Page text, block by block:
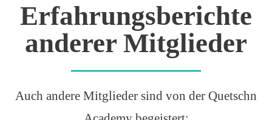
Erfahrungsberichte
anderer Mitglieder
Auch andere Mitglieder sind von der Quetschn